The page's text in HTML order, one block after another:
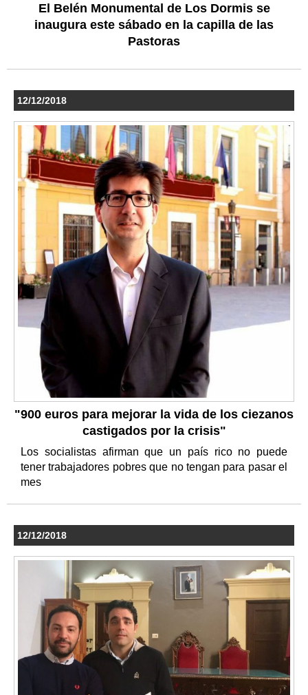
El Belén Monumental de Los Dormis se
inaugura este sábado en la capilla de las
Pastoras
12/12/2018
"900 euros para mejorar la vida de los ciezanos
castigados por la crisis"
Los socialistas afirman que un país rico no puede
tener trabajadores pobres que no tengan para pasar el
mes
12/12/2018